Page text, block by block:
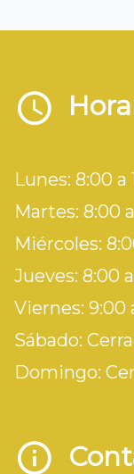
Lunes: 8:00 a
Martes: 8:00
Miércoles:
Jueves: 8:00
Viernes: 9:00
Sábado:
Domingo: